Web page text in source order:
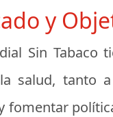
y
Sin Tabaco
salud, tanto
fomentar